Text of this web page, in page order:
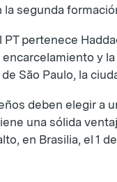
segunda
PT pertenece
encarcelamiento y
São Paulo, la
deben elegir a
una sólida
en Brasilia, el 1